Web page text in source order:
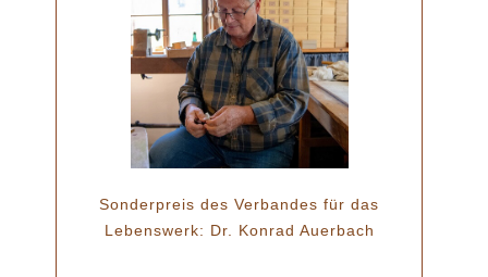
Sonderpreis des Verbandes für das
Lebenswerk: Dr. Konrad Auerbach